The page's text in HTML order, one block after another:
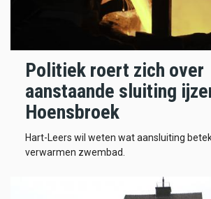
Politiek roert zich over
aanstaande sluiting
Hoensbroek
Hart-Leers wil weten wat aansluiting
verwarmen zwembad.